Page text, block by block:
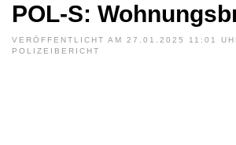
POL-S:
VERÖFFENTLICHT AM 27.01.2025 11:01
POLIZEIBERICHT